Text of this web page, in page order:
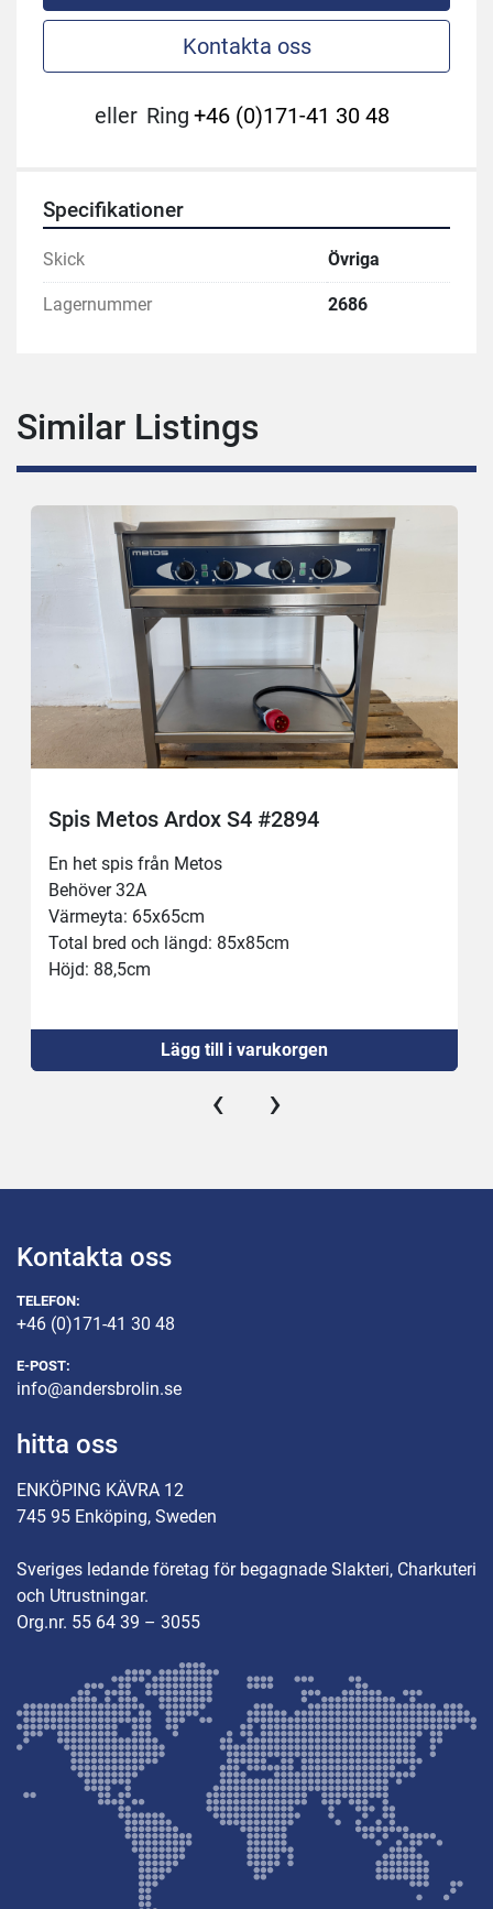
Kontakta oss
eller Ring +46 (0)171-41 30 48
Specifikationer
Skick Övriga
Lagernummer 2686
Similar Listings
Spis Metos Ardox S4 #2894
En het spis från Metos
Behöver 32A
Värmeyta: 65x65cm
Total bred och längd: 85x85cm
Höjd: 88,5cm
Lägg till i varukorgen
‹ ›
Kontakta oss
TELEFON:
+46 (0)171-41 30 48
E-POST:
info@andersbrolin.se
hitta oss
ENKÖPING KÄVRA 12
745 95 Enköping, Sweden
Sveriges ledande företag för begagnade Slakteri, Charkuteri
och Utrustningar.
Org.nr. 55 64 39 – 3055